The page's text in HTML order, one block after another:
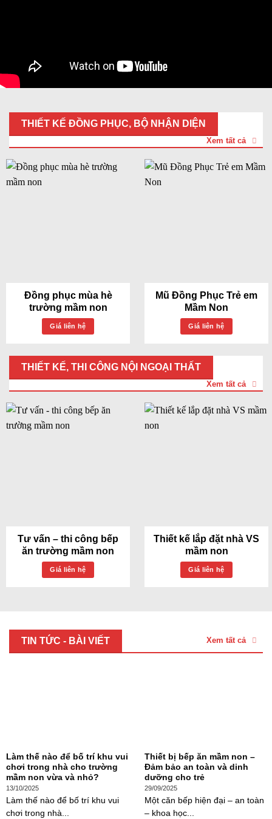
THIẾT KẾ ĐỒNG PHỤC, BỘ NHẬN DIỆN
Xem tất cả
Đồng phục mùa hè
trường mầm non
Giá liên hệ
Mũ Đồng Phục Trẻ em
Mầm Non
Giá liên hệ
THIẾT KẾ, THI CÔNG NỘI NGOẠI THẤT
Xem tất cả
Tư vấn – thi công bếp
ăn trường mầm non
Giá liên hệ
Thiết kế lắp đặt nhà VS
mầm non
Giá liên hệ
TIN TỨC - BÀI VIẾT Xem tất cả
Làm thế nào để bố trí khu vui
chơi trong nhà cho trường
mầm non vừa và nhỏ?
13/10/2025
Làm thế nào để bố trí khu vui
chơi trong nhà...
Thiết bị bếp ăn mầm non –
Đảm bảo an toàn và dinh
dưỡng cho trẻ
29/09/2025
Một căn bếp hiện đại – an toàn
– khoa học...